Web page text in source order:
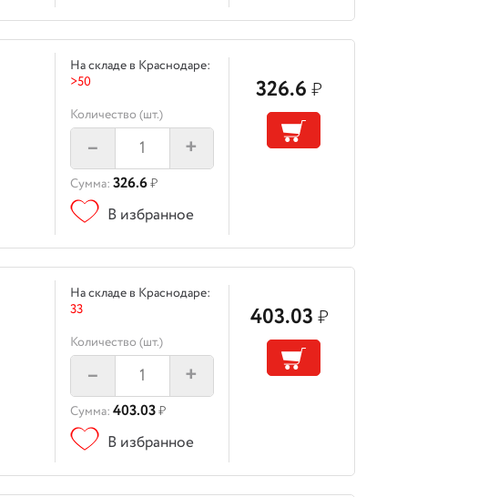
На складе в Краснодаре:
>50
Количество (шт.)
– +
Сумма: 326.6₽
В избранное
326.6₽
На складе в Краснодаре:
33
Количество (шт.)
– +
Сумма: 403.03₽
В избранное
403.03 ₽